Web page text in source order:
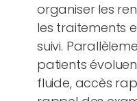
organiser les
les traitements
suivi.
patients
fluide, accès